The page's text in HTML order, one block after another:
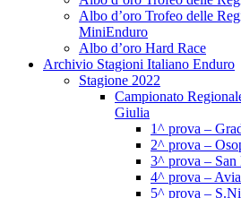
Albo d’oro Trofeo delle
MiniEnduro
Albo d’oro Hard Race
Archivio Stagioni Italiano Enduro
Stagione 2022
Campionato
Giulia
1^ prova –
2^ prova –
3^ prova –
4^ prova –
5^ prova –